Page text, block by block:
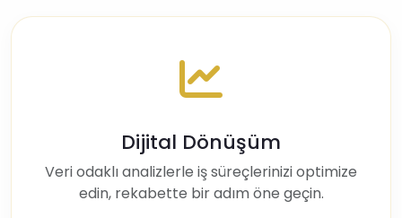
Dijital Dönüşüm
Veri odaklı analizlerle iş süreçlerinizi optimize
edin, rekabette bir adım öne geçin.